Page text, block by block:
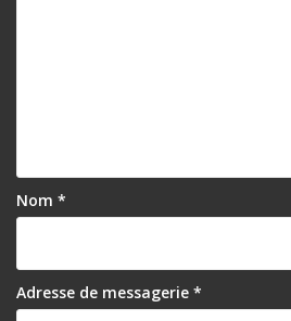
l
’
a
r
Nom *
Adresse de messagerie *